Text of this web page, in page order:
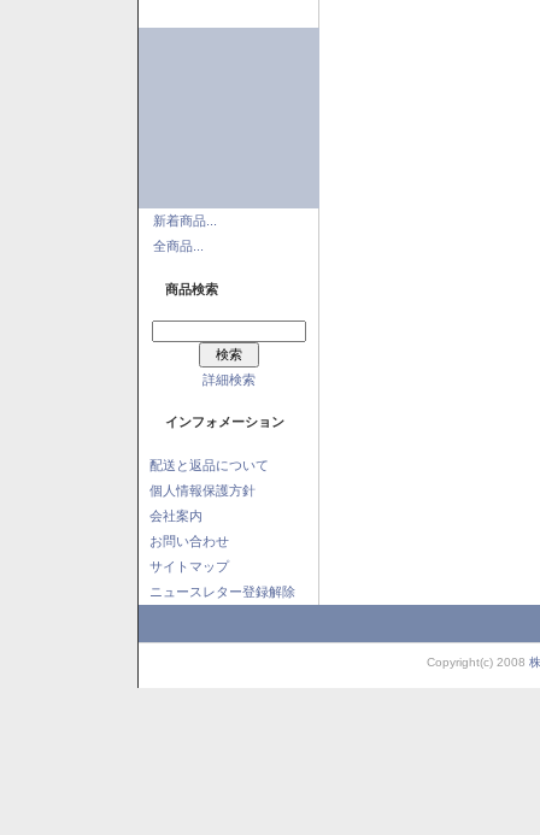
新着商品...
全商品...
商品検索
詳細検索
インフォメーション
配送と返品について
個人情報保護方針
会社案内
お問い合わせ
サイトマップ
ニュースレター登録解除
Copyright(c) 2008